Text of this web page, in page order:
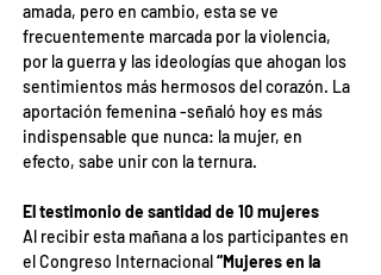
amada, pero en cambio, esta se ve
frecuentemente marcada por la violencia,
por la guerra y las ideologías que ahogan los
sentimientos más hermosos del corazón. La
aportación femenina -señaló hoy es más
indispensable que nunca: la mujer, en
efecto, sabe unir con la ternura.
El testimonio de santidad de 10 mujeres
Al recibir esta mañana a los participantes en
el Congreso Internacional “Mujeres en la